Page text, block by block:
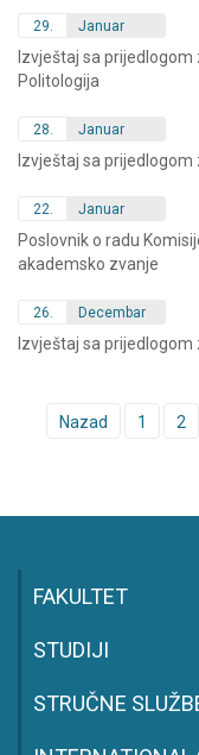
29. Januar
Izvještaj sa
Politologija
28. Januar
Izvještaj sa prijedlogom
22. Januar
Poslovnik o radu
akademsko zvanje
26. Decembar
Izvještaj sa prijedlogom
PostsNazad 1 2
FAKULTET
STUDIJI
STRUČNE